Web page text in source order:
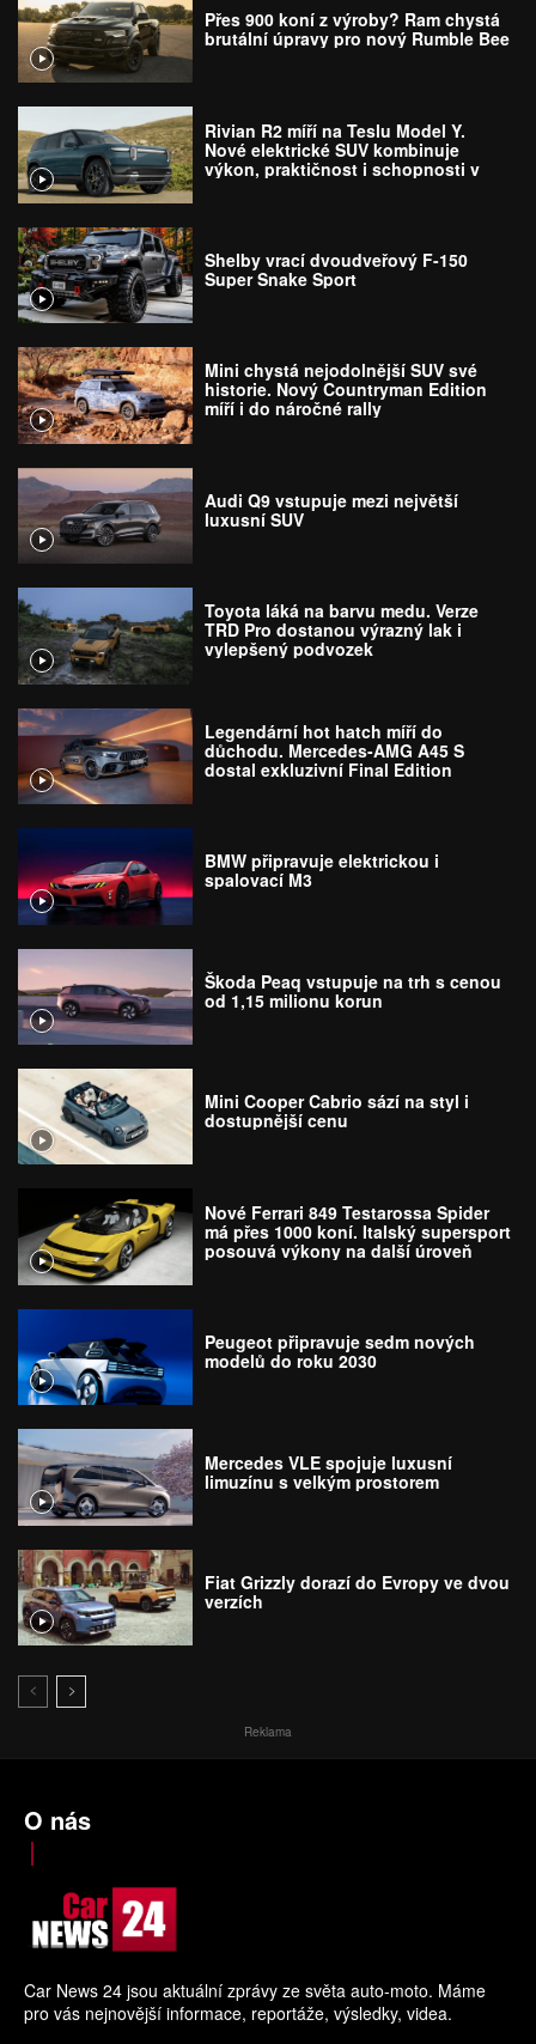
Přes 900 koní z výroby? Ram chystá
brutální úpravy pro nový Rumble Bee
Rivian R2 míří na Teslu Model Y.
Nové elektrické SUV kombinuje
výkon, praktičnost i schopnosti v
Shelby vrací dvoudveřový F-150
Super Snake Sport
Mini chystá nejodolnější SUV své
historie. Nový Countryman Edition
míří i do náročné rally
Audi Q9 vstupuje mezi největší
luxusní SUV
Toyota láká na barvu medu. Verze
TRD Pro dostanou výrazný lak i
vylepšený podvozek
Legendární hot hatch míří do
důchodu. Mercedes-AMG A45 S
dostal exkluzivní Final Edition
BMW připravuje elektrickou i
spalovací M3
Škoda Peaq vstupuje na trh s cenou
od 1,15 milionu korun
Mini Cooper Cabrio sází na styl i
dostupnější cenu
Nové Ferrari 849 Testarossa Spider
má přes 1000 koní. Italský supersport
posouvá výkony na další úroveň
Peugeot připravuje sedm nových
modelů do roku 2030
Mercedes VLE spojuje luxusní
limuzínu s velkým prostorem
Fiat Grizzly dorazí do Evropy ve dvou
verzích
Reklama
O nás
Car News 24 jsou aktuální zprávy ze světa auto-moto. Máme
pro vás nejnovější informace, reportáže, výsledky, videa.